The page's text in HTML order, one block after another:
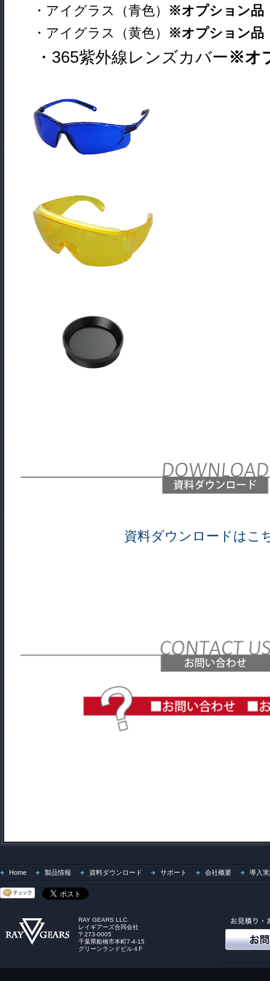
・アイグラス（青色）
※オプション品
・アイグラス（黄色）
※オプション品
・365紫外線レンズカバー※オ
資料ダウンロードはこ
Home 製品情報 資料ダウンロード サポート 会社概要 導入
RAY GEARS LLC.
レイギアーズ合同会社
〒273-0005
千葉県船橋市本町7-4-15
グリーンランドビル４F